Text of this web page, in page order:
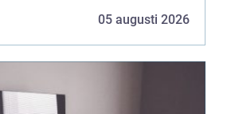
05 augusti 2026